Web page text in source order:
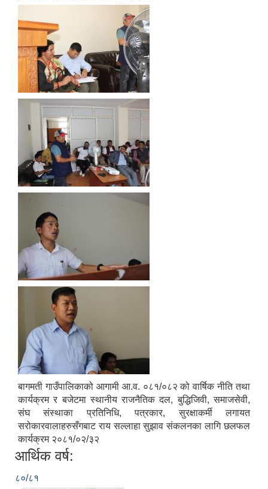
बागमती गाउँपालिकाको आगामी आ.व. ०८१/०८२ को वार्षिक नीति तथा
कार्यक्रम र बजेटमा स्थानीय राजनैतिक दल, बुद्धिजिवी, समाजसेवी,
संघ संस्थाका प्रतिनिधि, पत्रकार, सुरक्षाकर्मी लगायत
सरोकारवालाहरुसँगबाट राय सल्लाहा सुझाव संकलनका लागि छलफल
कार्यक्रम २०८१/०२/३२
आर्थिक वर्ष:
८०/८१